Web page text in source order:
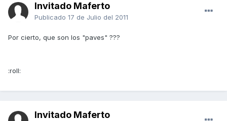
Invitado Maferto
Publicado 17 de Julio del 2011
Por cierto, que son los "paves" ???
:roll:
Invitado Maferto